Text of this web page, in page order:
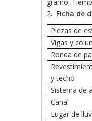
2. Ficha de
Piezas de
Vigas y
Ronda de
y techo
Sistema de
Canal
Lugar de